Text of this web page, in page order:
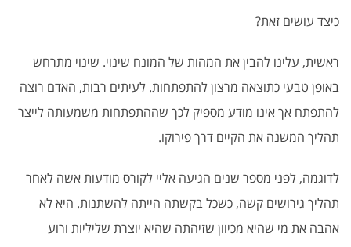
כיצד עושים זאת?
ראשית, עלינו להבין את המהות של המונח שינוי. שינוי מתרחש
באופן טבעי כתוצאה מרצון להתפתחות. לעיתים רבות, האדם רוצה
להתפתח אך אינו מודע מספיק לכך שההתפתחות משמעותה לייצר
תהליך המשנה את הקיים דרך פירוקו.
לדוגמה, לפני מספר שנים הגיעה אליי לקורס מודעות אשה לאחר
תהליך גירושים קשה, כשכל בקשתה הייתה להשתנות. היא לא
אהבה את מי שהיא מכיוון שזיהתה שהיא יוצרת שליליות ורוע